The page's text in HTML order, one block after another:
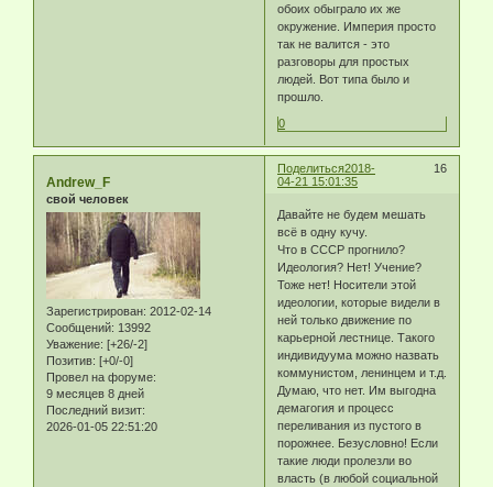
обоих обыграло их же
окружение. Империя просто
так не валится - это
разговоры для простых
людей. Вот типа было и
прошло.
0
Поделиться 16
2018-
04-21 15:01:35
Andrew_F
свой человек
Зарегистрирован: 2012-02-14
Сообщений: 13992
Уважение: [+26/-2]
Позитив: [+0/-0]
Провел на форуме:
9 месяцев 8 дней
Последний визит:
2026-01-05 22:51:20
Давайте не будем мешать
всё в одну кучу.
Что в СССР прогнило?
Идеология? Нет! Учение?
Тоже нет! Носители этой
идеологии, которые видели в
ней только движение по
карьерной лестнице. Такого
индивидуума можно назвать
коммунистом, ленинцем и т.д.
Думаю, что нет. Им выгодна
демагогия и процесс
переливания из пустого в
порожнее. Безусловно! Если
такие люди пролезли во
власть (в любой социальной